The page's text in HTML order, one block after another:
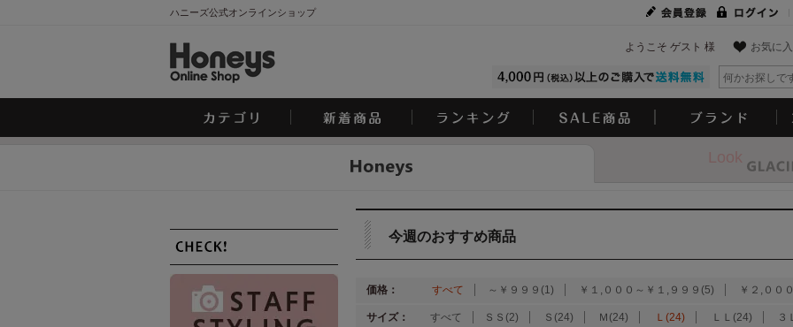
ハニーズ公式オンラインショップ
お気に入
ようこそ ゲスト 様
Look
今週のおすすめ商品
価格： すべて ～￥９９９(1) ￥１,０００～￥１,９９９(5) ￥２,００
サイズ： すべて ＳＳ(2) Ｓ(24) Ｍ(24) Ｌ(24) ＬＬ(24) ３